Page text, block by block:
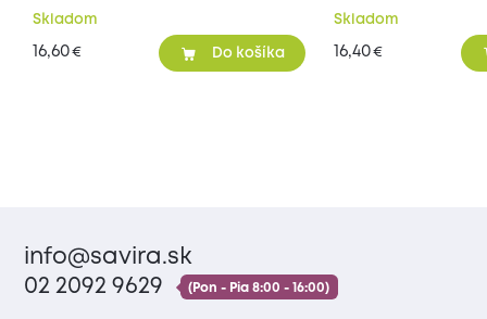
Skladom
16,60€ Do košíka
Skladom
16,40€
info@savira.sk
02 2092 9629
(Pon - Pia 8:00 - 16:00)